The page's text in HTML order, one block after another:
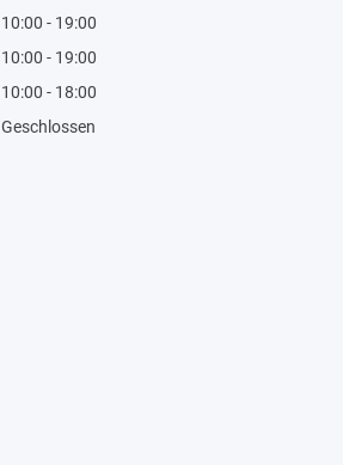
10:00 - 19:00
10:00 - 19:00
10:00 - 18:00
Geschlossen